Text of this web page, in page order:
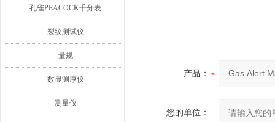
孔雀PEACOCK千分表
裂纹测试仪
量规
数显测厚仪
测量仪
产品：
您的单位：